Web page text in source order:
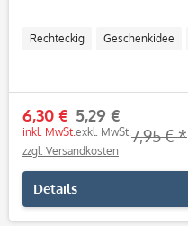
Rechteckig Geschenkidee
6,30 €
inkl. MwSt.
5,29 €
exkl. MwSt.7,95 € *
zzgl. Versandkosten
Details